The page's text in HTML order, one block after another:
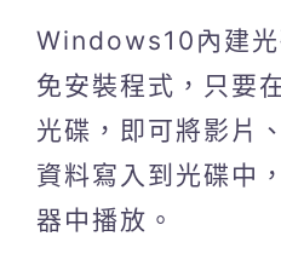
Windows10內建光
免安裝程式，只要
光碟，即可將影片
資料寫入到光碟中
器中播放。